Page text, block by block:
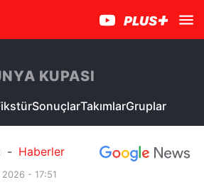
KUPASI
SonuçlarTakımlarGruplar
- Haberler
- 17:51